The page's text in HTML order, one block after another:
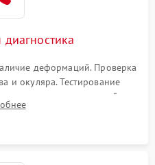
1000 ₽
1000 ₽
деформаций. Проверка
и окуляра. Тестирование
кольца отстройки
сколов, внутренних